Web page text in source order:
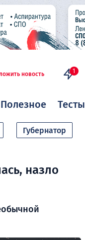
новость 1
Полезное Тесты
Губернатор
назло